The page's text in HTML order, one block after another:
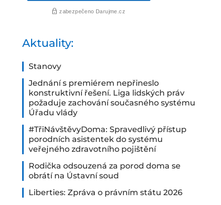
Aktuality:
Stanovy
Jednání s premiérem nepřineslo
konstruktivní řešení. Liga lidských práv
požaduje zachování současného systému
Úřadu vlády
#TřiNávštěvyDoma: Spravedlivý přístup
porodních asistentek do systému
veřejného zdravotního pojištění
Rodička odsouzená za porod doma se
obrátí na Ústavní soud
Liberties: Zpráva o právním státu 2026